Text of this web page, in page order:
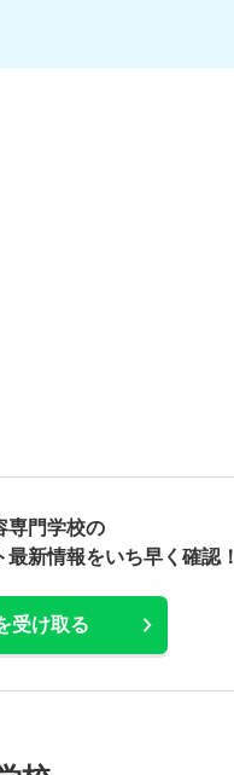
専門学校の
最新情報をいち早く確認！
受け取る